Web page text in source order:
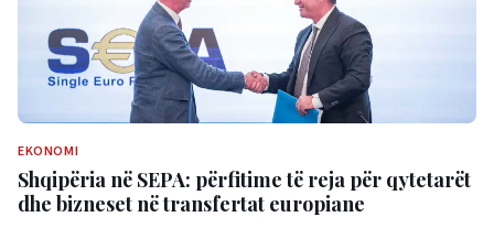
EKONOMI
Shqipëria në SEPA: përfitime të reja për qytetarët
dhe bizneset në transfertat europiane